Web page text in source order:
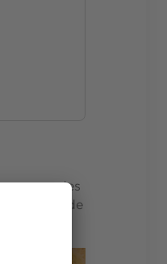
des
le sens de